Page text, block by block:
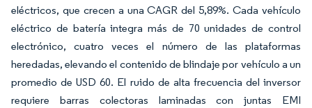
eléctricos, que crecen a una CAGR del 5,89%. Cada vehículo
eléctrico de batería integra más de 70 unidades de control
electrónico, cuatro veces el número de las plataformas
heredadas, elevando el contenido de blindaje por vehículo a un
promedio de USD 60. El ruido de alta frecuencia del inversor
requiere barras colectoras laminadas con juntas EMI